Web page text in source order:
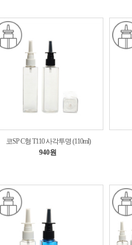
코SP C형 T110 사각투명 (110ml)
940원